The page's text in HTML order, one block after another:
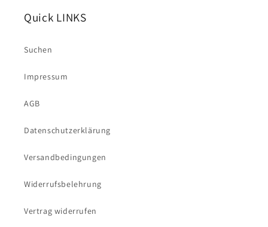
Quick LINKS
Suchen
Impressum
AGB
Datenschutzerklärung
Versandbedingungen
Widerrufsbelehrung
Vertrag widerrufen